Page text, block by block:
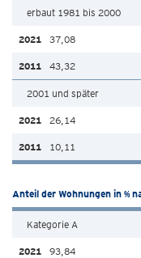
erbaut 1981 bis 2000
37,08
43,32
2001 und später
26,14
10,11
Anteil der Wohnungen in %
Kategorie A
93,84